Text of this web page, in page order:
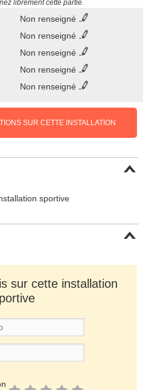
librement cette partie.
Non renseigné
Non renseigné
Non renseigné
Non renseigné
Non renseigné
SUR CETTE INSTALLATION
sportive
sur cette installation